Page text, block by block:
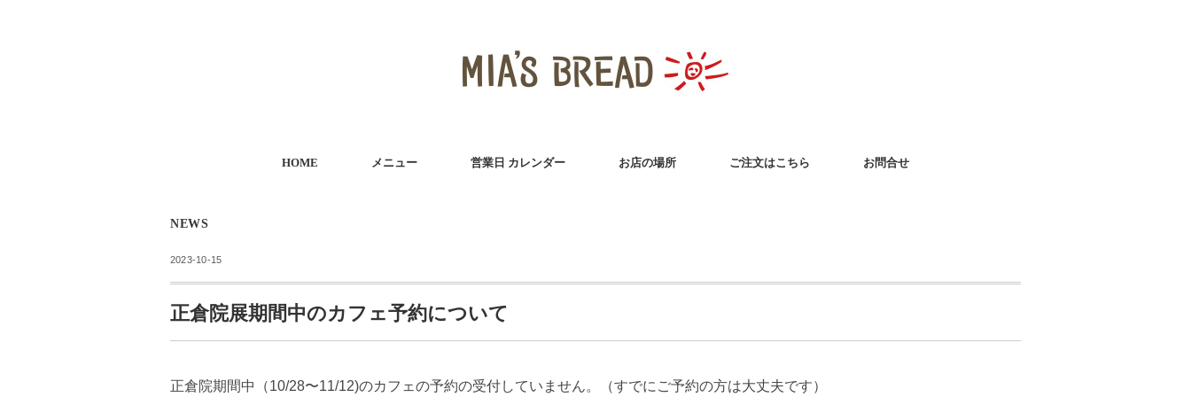
HOME メニュー 営業日 カレンダー お店の場所 ご注文はこちら お問合せ
NEWS
2023-10-15
正倉院展期間中のカフェ予約について
正倉院期間中（10/28〜11/12)のカフェの予約の受付していません。（すでにご予約の方は大丈夫です）